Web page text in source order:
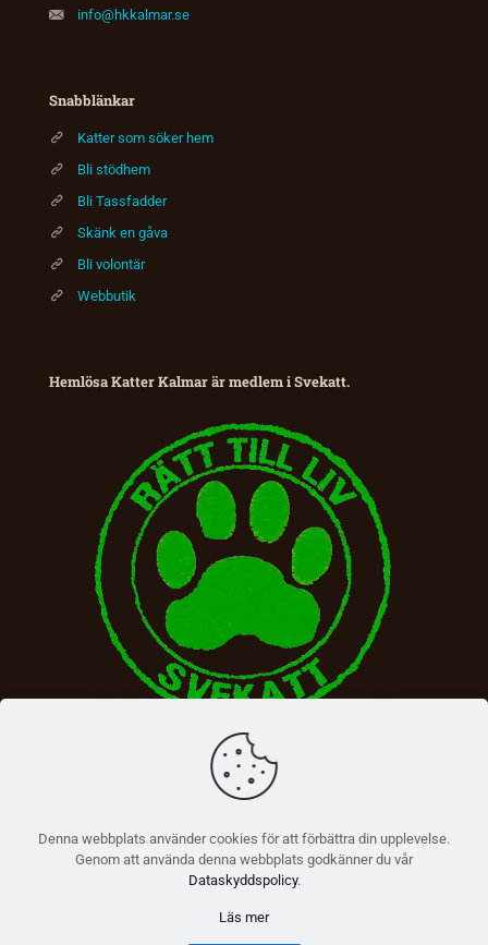
info@hkkalmar.se
Snabblänkar
Katter som söker hem
Bli stödhem
Bli Tassfadder
Skänk en gåva
Bli volontär
Webbutik
Hemlösa Katter Kalmar är medlem i Svekatt.
Denna webbplats använder cookies för att förbättra din upplevelse.
Genom att använda denna webbplats godkänner du vår
Dataskyddspolicy.
Läs mer